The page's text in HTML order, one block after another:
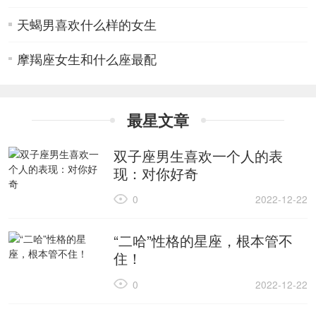
天蝎男喜欢什么样的女生
摩羯座女生和什么座最配
最星文章
双子座男生喜欢一个人的表
现：对你好奇
2022-12-22
0
“二哈”性格的星座，根本管不
住！
2022-12-22
0